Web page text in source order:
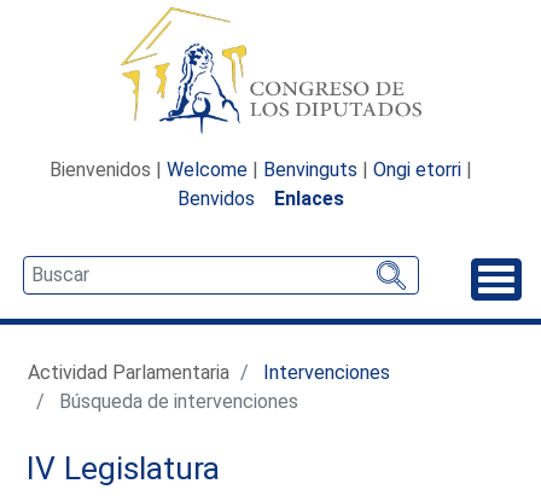
Bienvenidos | Welcome | Benvinguts | Ongi etorri |
Benvidos
Enlaces
Actividad Parlamentaria
Intervenciones
Búsqueda de intervenciones
IV Legislatura